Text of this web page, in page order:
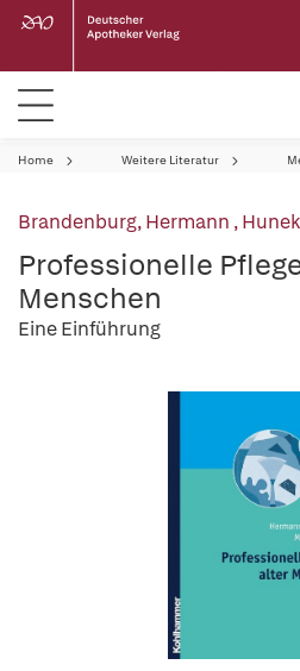
Home Weitere Literatur
Brandenburg, Hermann ,
Professionelle
Menschen
Eine Einführung